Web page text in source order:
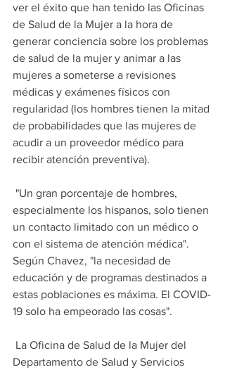
ver el éxito que han tenido las Oficinas
de Salud de la Mujer a la hora de
generar conciencia sobre los problemas
de salud de la mujer y animar a las
mujeres a someterse a revisiones
médicas y exámenes físicos con
regularidad (los hombres tienen la mitad
de probabilidades que las mujeres de
acudir a un proveedor médico para
recibir atención preventiva).
especialmente los hispanos, solo tienen
un contacto limitado con un médico o
con el sistema de atención médica".
Según Chavez, "la necesidad de
educación y de programas destinados a
estas poblaciones es máxima. El COVID-
19 solo ha empeorado las cosas".
Departamento de Salud y Servicios